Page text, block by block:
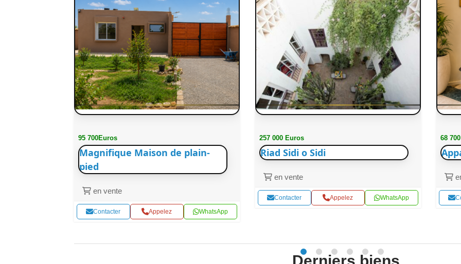
95 700Euros
Magnifique Maison de plain-
pied
en vente
Contacter Appelez WhatsApp
257 000 Euros
Riad Sidi o Sidi
en vente
Contacter Appelez WhatsApp
68